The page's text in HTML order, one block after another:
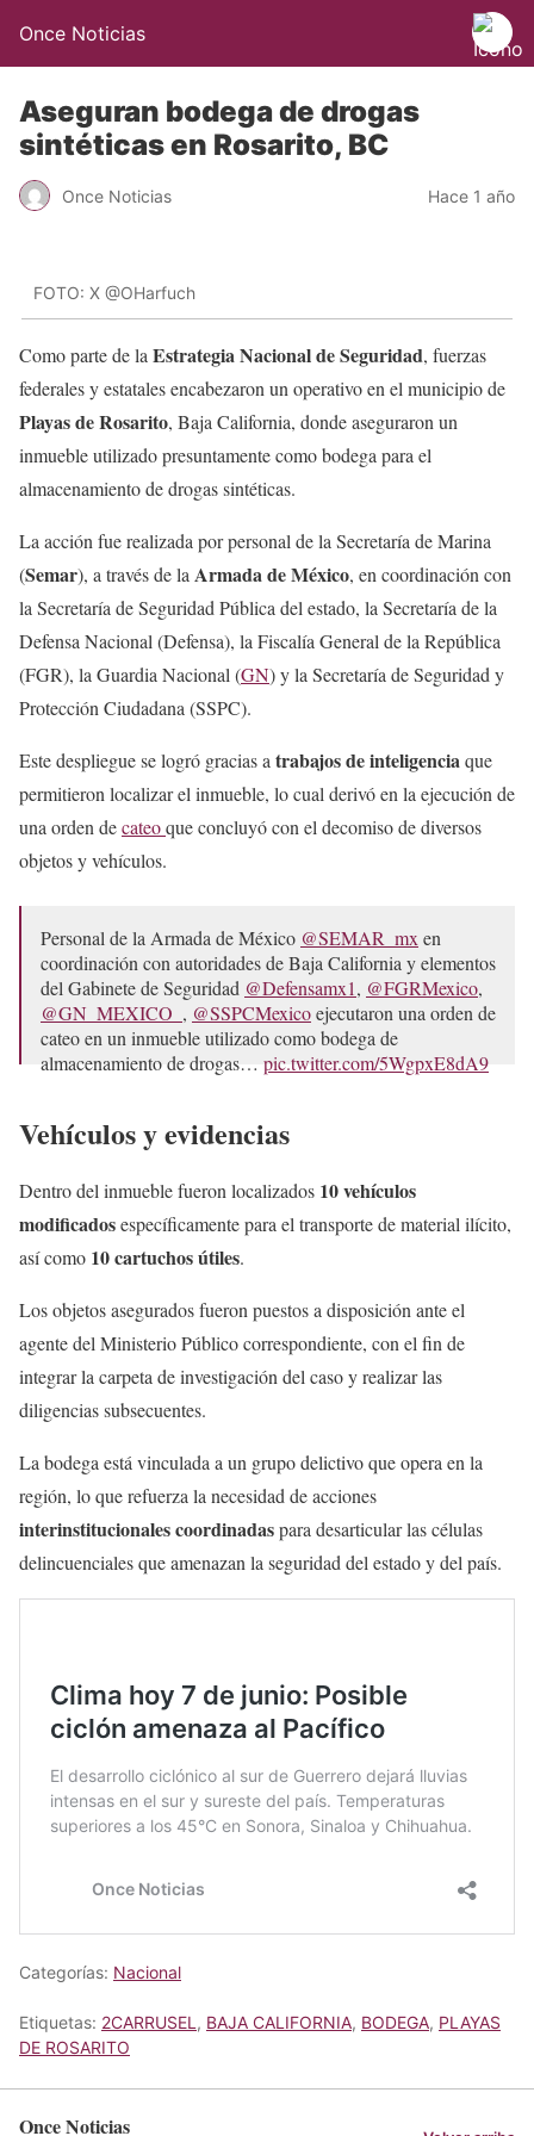
Once Noticias
Aseguran bodega de drogas
sintéticas en Rosarito, BC
Once Noticias Hace 1 año
FOTO: X @OHarfuch
Como parte de la Estrategia Nacional de Seguridad, fuerzas
federales y estatales encabezaron un operativo en el municipio de
Playas de Rosarito, Baja California, donde aseguraron un
inmueble utilizado presuntamente como bodega para el
almacenamiento de drogas sintéticas.
La acción fue realizada por personal de la Secretaría de Marina
(Semar), a través de la Armada de México, en coordinación con
la Secretaría de Seguridad Pública del estado, la Secretaría de la
Defensa Nacional (Defensa), la Fiscalía General de la República
(FGR), la Guardia Nacional (GN) y la Secretaría de Seguridad y
Protección Ciudadana (SSPC).
Este despliegue se logró gracias a trabajos de inteligenciaque
permitieron localizar el inmueble, lo cual derivó en la ejecución de
una orden decateoque concluyó con el decomiso de diversos
objetos y vehículos.
Personal de la Armada de México @SEMAR_mx en
coordinación con autoridades de Baja California y elementos
del Gabinete de Seguridad @Defensamx1, @FGRMexico,
@GN_MEXICO_ , @SSPCMexicoejecutaron una orden de
cateo en un inmueble utilizado como bodega de
almacenamiento de drogas… pic.twitter.com/5WgpxE8dA9
Vehículos y evidencias
Dentro del inmueble fueron localizados 10 vehículos
modificadosespecíficamente para el transporte de material ilícito,
así como 10 cartuchos útiles.
Los objetos asegurados fueron puestos a disposición ante el
agente del Ministerio Público correspondiente, con el fin de
integrar la carpeta de investigación del caso y realizar las
diligencias subsecuentes.
La bodega está vinculada a un grupo delictivo que opera en la
región, lo que refuerza la necesidad de acciones
interinstitucionales coordinadaspara desarticular las células
delincuenciales que amenazan la seguridad del estado y del país.
Categorías: Nacional
Etiquetas: 2CARRUSEL , BAJA CALIFORNIA, BODEGA, PLAYAS
DE ROSARITO
Once Noticias